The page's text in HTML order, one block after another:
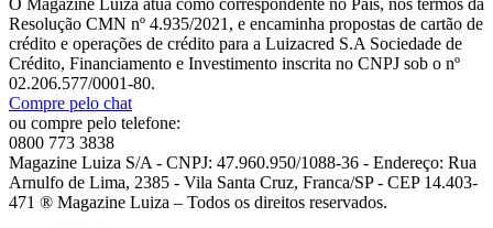
Resolução CMN nº 4.935/2021, e encaminha propostas de cartão de
crédito e operações de crédito para a Luizacred S.A Sociedade de
Crédito, Financiamento e Investimento inscrita no CNPJ sob o nº
02.206.577/0001-80.
Compre pelo chat
ou compre pelo telefone:
0800 773 3838
Magazine Luiza S/A - CNPJ: 47.960.950/1088-36 - Endereço: Rua
Arnulfo de Lima, 2385 - Vila Santa Cruz, Franca/SP - CEP 14.403-
471 ® Magazine Luiza – Todos os direitos reservados.